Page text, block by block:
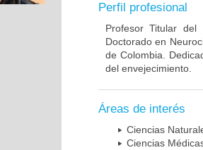
Perfil profesional
Profesor Titular
Doctorado en
de Colombia.
del envejecimiento.
Áreas de interés
Ciencias
Ciencias